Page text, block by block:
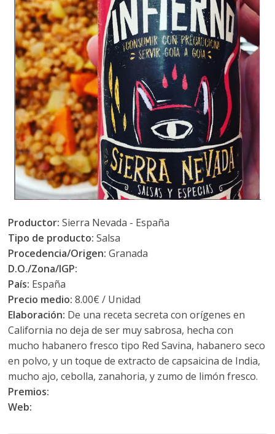
Productor: Sierra Nevada - España
Tipo de producto:Salsa
Procedencia/Origen: Granada
D.O./Zona/IGP:
País: España
Precio medio: 8.00€ / Unidad
Elaboración: De una receta secreta con orígenes en
California no deja de ser muy sabrosa, hecha con
mucho habanero fresco tipo Red Savina, habanero seco
en polvo, y un toque de extracto de capsaicina de India,
mucho ajo, cebolla, zanahoria, y zumo de limón fresco.
Premios:
Web: